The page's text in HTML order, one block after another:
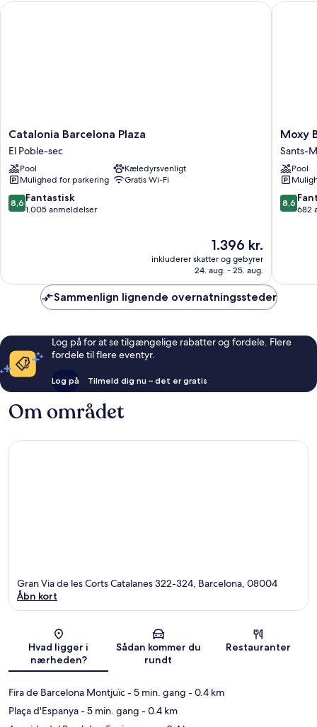
Catalonia
Barcelona
Plaza
El
Poble-
sec
Catalonia Barcelona Plaza
El Poble-sec
Pool
Kæledyrsvenligt
Mulighed for parkering
Gratis Wi-Fi
8.6
ud
8,6 Fantastisk
1.005 anmeldelser
Prisen
1.396 kr.
1.396 kr.
inkluderer skatter og gebyrer
24. aug. - 25. aug.
Catalonia Barcelona Plaza
Moxy
Sants-
Moxy
Sants-
Pool
8.6
ud
8,6
682
Moxy
Sammenlign lignende overnatningssteder
Log på for at se tilgængelige rabatter og fordele. Flere
fordele til flere eventyr.
Log på Tilmeld dig nu – det er gratis
Om området
Kort
Gran Via de les Corts Catalanes 322-324, Barcelona, 08004
Åbn kort
Hvad ligger i
nærheden?
Sådan kommer du
rundt
Restauranter
Fira de Barcelona Montjuïc- 5 min. gang - 0.4 km
Plaça d'Espanya- 5 min. gang - 0.4 km